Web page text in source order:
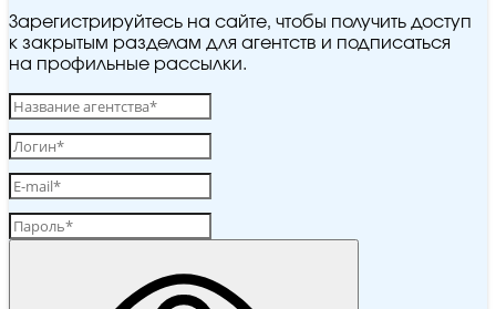
Зарегистрируйтесь на сайте, чтобы получить доступ
к закрытым разделам для агентств и подписаться
на профильные рассылки.